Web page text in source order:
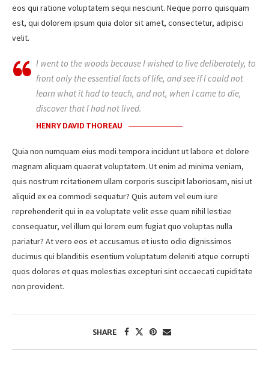
eos qui ratione voluptatem sequi nesciunt. Neque porro quisquam
est, qui dolorem ipsum quia dolor sit amet, consectetur, adipisci
velit.
I went to the woods because I wished to live deliberately, to
front only the essential facts of life, and see if I could not
learn what it had to teach, and not, when I came to die,
discover that I had not lived.
HENRY DAVID THOREAU
Quia non numquam eius modi tempora incidunt ut labore et dolore
magnam aliquam quaerat voluptatem. Ut enim ad minima veniam,
quis nostrum rcitationem ullam corporis suscipit laboriosam, nisi ut
aliquid ex ea commodi sequatur? Quis autem vel eum iure
reprehenderit qui in ea voluptate velit esse quam nihil lestiae
consequatur, vel illum qui lorem eum fugiat quo voluptas nulla
pariatur? At vero eos et accusamus et iusto odio dignissimos
ducimus qui blanditiis esentium voluptatum deleniti atque corrupti
quos dolores et quas molestias excepturi sint occaecati cupiditate
non provident.
SHARE